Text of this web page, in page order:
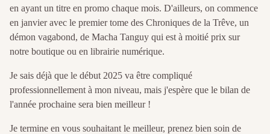
en ayant un titre en promo chaque mois. D'ailleurs, on commence
en janvier avec le premier tome des Chroniques de la Trêve, un
démon vagabond, de Macha Tanguy qui est à moitié prix sur
notre boutique ou en librairie numérique.
Je sais déjà que le début 2025 va être compliqué
professionnellement à mon niveau, mais j'espère que le bilan de
l'année prochaine sera bien meilleur !
Je termine en vous souhaitant le meilleur, prenez bien soin de